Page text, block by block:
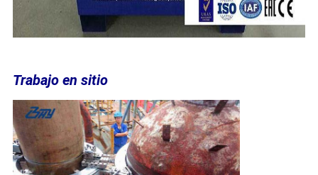
Trabajo en sitio